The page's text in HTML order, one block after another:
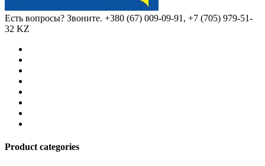
Есть вопросы? Звоните. +380 (67) 009-09-91, +7 (705) 979-51-
32 KZ
Product categories